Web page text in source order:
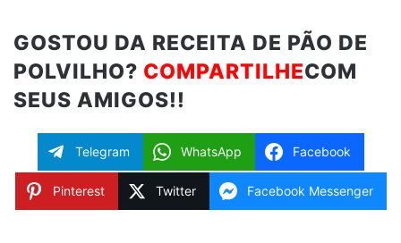
GOSTOU DA RECEITA DE PÃO DE
POLVILHO? COMPARTILHECOM
SEUS AMIGOS!!
Telegram WhatsApp Facebook
Pinterest Twitter Facebook Messenger